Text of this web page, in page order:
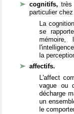
cognitifs,très
particulier
La
se
mémoire,
la
affectifs.
L'affect
vague ou
décharge
un
le